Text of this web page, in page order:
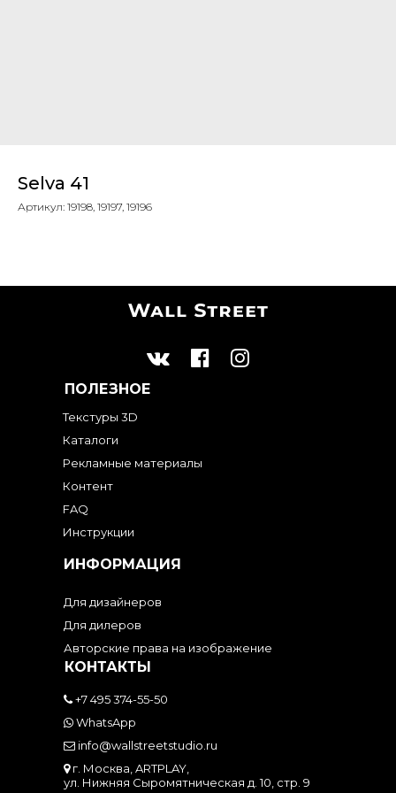
Selva 41
Артикул: 19198, 19197, 19196
ПОЛЕЗНОЕ
Текстуры 3D
Каталоги
Рекламные материалы
Контент
FAQ
Инструкции
ИНФОРМАЦИЯ
Для дизайнеров
Для дилеров
Авторские права на изображение
КОНТАКТЫ
+7 495 374-55-50
WhatsApp
info@wallstreetstudio.ru
г. Москва, ARTPLAY,
ул. Нижняя Сыромятническая д. 10, стр. 9